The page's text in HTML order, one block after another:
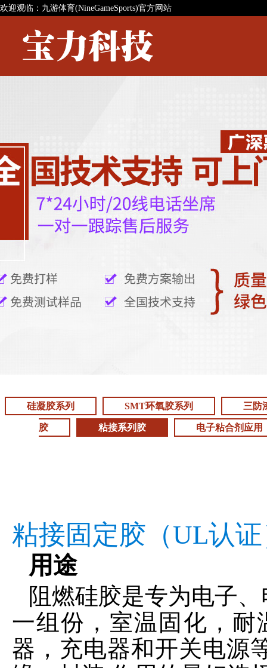
欢迎观临：九游体育(NineGameSports)官方网站
九游体育(NineGameSports)官方网站
硅凝胶系列 SMT环氧胶系列 三防
胶 粘接系列胶 电子粘合剂应用
粘接固定胶（UL认
用途
阻燃硅胶是专为电子
一组份，室温固化，
器，充电器和开关电源